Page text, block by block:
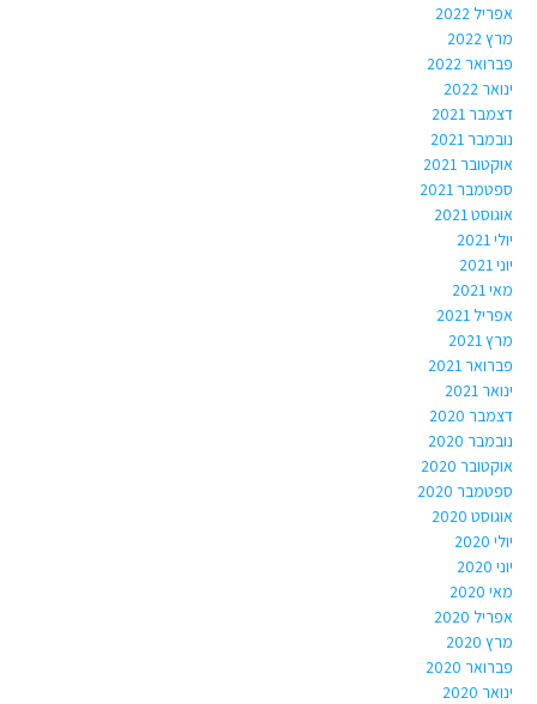
אפריל 2022
מרץ 2022
פברואר 2022
ינואר 2022
דצמבר 2021
נובמבר 2021
אוקטובר 2021
ספטמבר 2021
אוגוסט 2021
יולי 2021
יוני 2021
מאי 2021
אפריל 2021
מרץ 2021
פברואר 2021
ינואר 2021
דצמבר 2020
נובמבר 2020
אוקטובר 2020
ספטמבר 2020
אוגוסט 2020
יולי 2020
יוני 2020
מאי 2020
אפריל 2020
מרץ 2020
פברואר 2020
ינואר 2020